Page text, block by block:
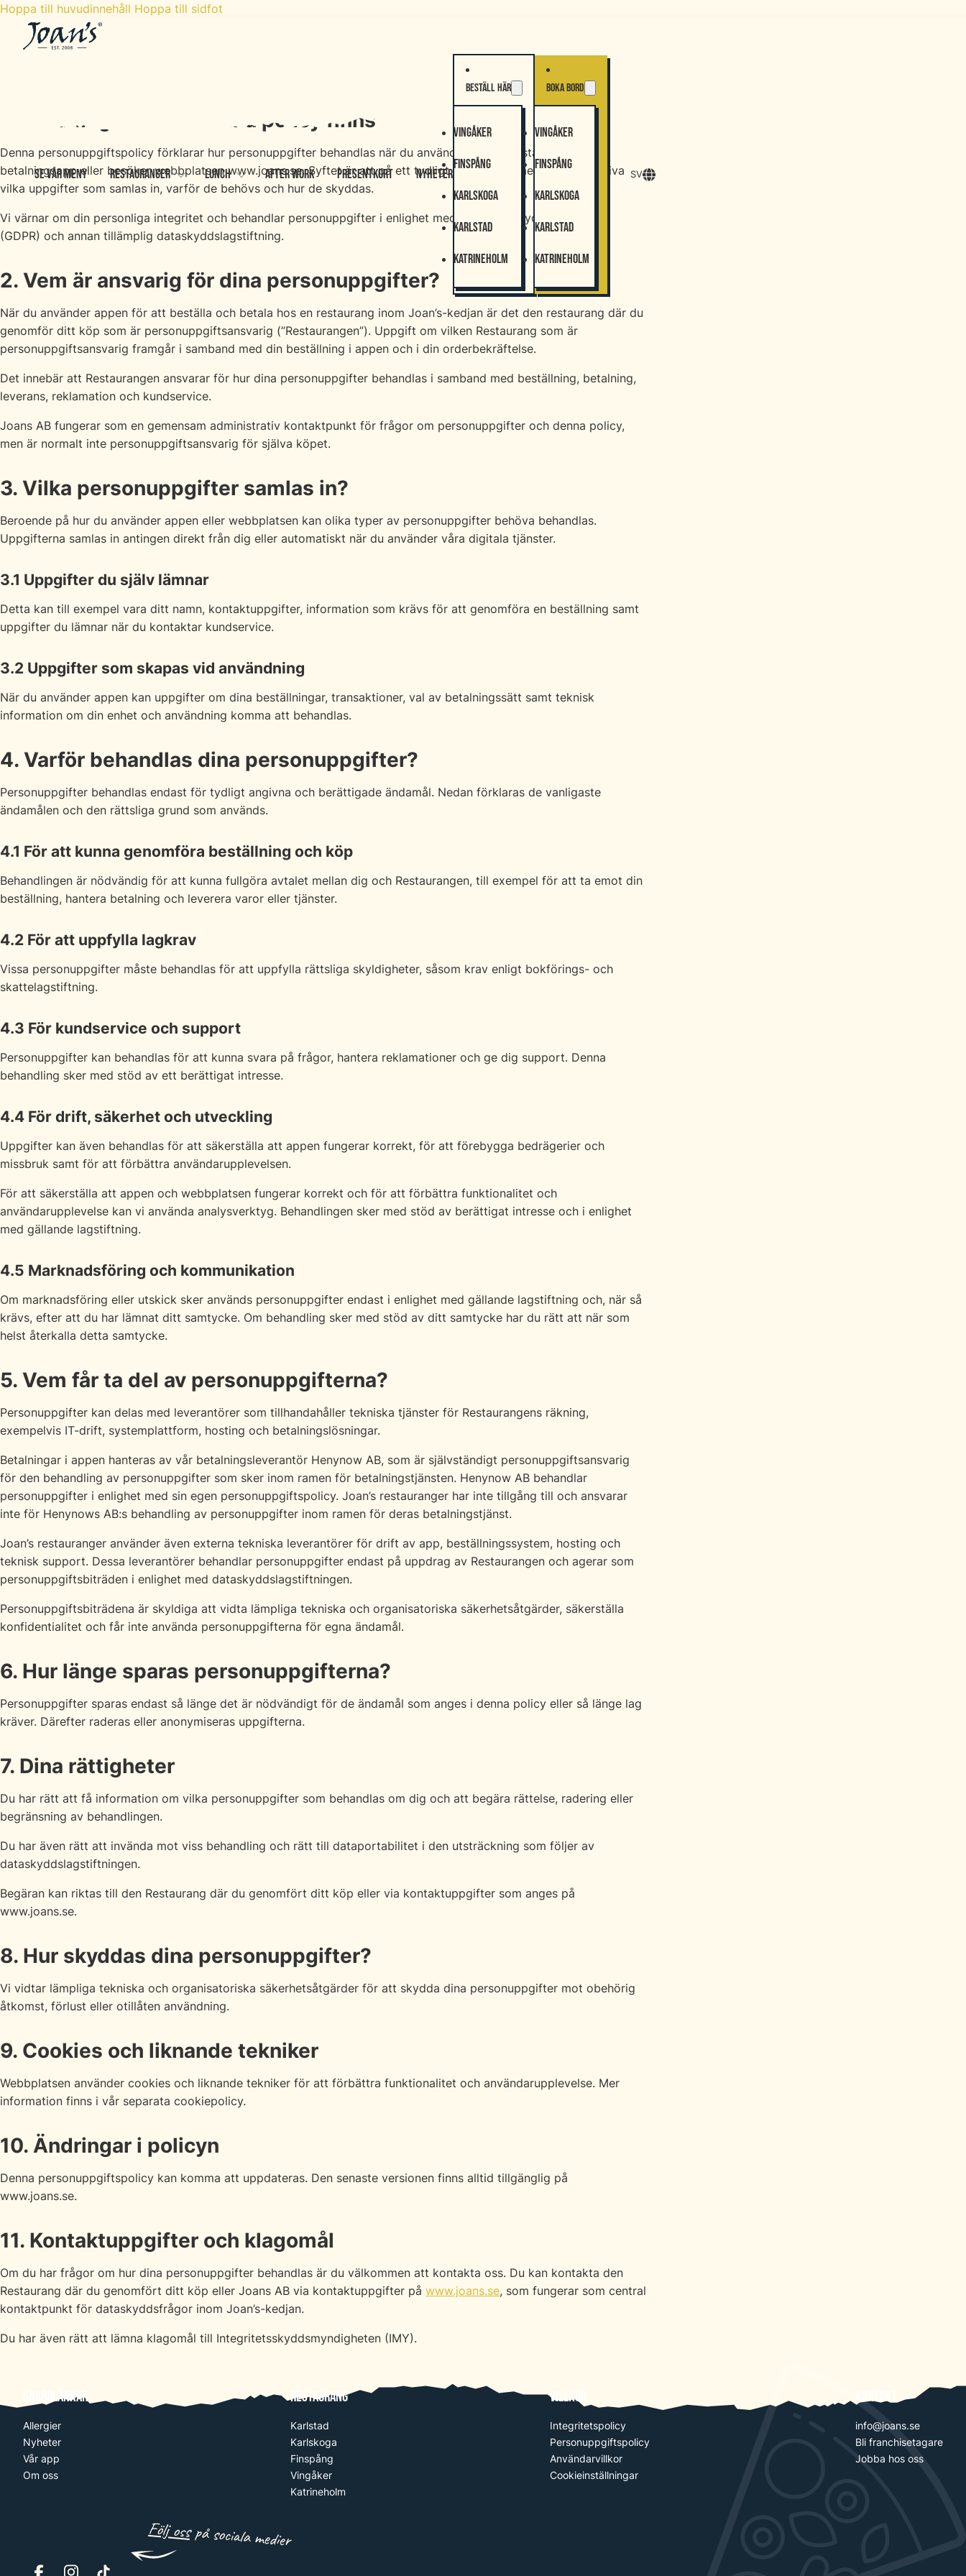
Hoppa till huvudinnehåll Hoppa till sidfot
Se vår meny Restauranger Lunch After Work Presentkort Nyheter
Beställ här
Vingåker
Finspång
Karlskoga
Karlstad
Katrineholm
Boka bord
Vingåker
Finspång
Karlskoga
Karlstad
Katrineholm
SV
1. Inledning – varför denna policy finns
Denna personuppgiftspolicy förklarar hur personuppgifter behandlas när du använder Joan’s beställnings- och
betalningsapp eller besöker webbplatsen www.joans.se. Syftet är att på ett tydligt och lättförståeligt sätt beskriva
vilka uppgifter som samlas in, varför de behövs och hur de skyddas.
Vi värnar om din personliga integritet och behandlar personuppgifter i enlighet med EU:s dataskyddsförordning
(GDPR) och annan tillämplig dataskyddslagstiftning.
2. Vem är ansvarig för dina personuppgifter?
När du använder appen för att beställa och betala hos en restaurang inom Joan’s-kedjan är det den restaurang där du
genomför ditt köp som är personuppgiftsansvarig (”Restaurangen”). Uppgift om vilken Restaurang som är
personuppgiftsansvarig framgår i samband med din beställning i appen och i din orderbekräftelse.
Det innebär att Restaurangen ansvarar för hur dina personuppgifter behandlas i samband med beställning, betalning,
leverans, reklamation och kundservice.
Joans AB fungerar som en gemensam administrativ kontaktpunkt för frågor om personuppgifter och denna policy,
men är normalt inte personuppgiftsansvarig för själva köpet.
3. Vilka personuppgifter samlas in?
Beroende på hur du använder appen eller webbplatsen kan olika typer av personuppgifter behöva behandlas.
Uppgifterna samlas in antingen direkt från dig eller automatiskt när du använder våra digitala tjänster.
3.1 Uppgifter du själv lämnar
Detta kan till exempel vara ditt namn, kontaktuppgifter, information som krävs för att genomföra en beställning samt
uppgifter du lämnar när du kontaktar kundservice.
3.2 Uppgifter som skapas vid användning
När du använder appen kan uppgifter om dina beställningar, transaktioner, val av betalningssätt samt teknisk
information om din enhet och användning komma att behandlas.
4. Varför behandlas dina personuppgifter?
Personuppgifter behandlas endast för tydligt angivna och berättigade ändamål. Nedan förklaras de vanligaste
ändamålen och den rättsliga grund som används.
4.1 För att kunna genomföra beställning och köp
Behandlingen är nödvändig för att kunna fullgöra avtalet mellan dig och Restaurangen, till exempel för att ta emot din
beställning, hantera betalning och leverera varor eller tjänster.
4.2 För att uppfylla lagkrav
Vissa personuppgifter måste behandlas för att uppfylla rättsliga skyldigheter, såsom krav enligt bokförings- och
skattelagstiftning.
4.3 För kundservice och support
Personuppgifter kan behandlas för att kunna svara på frågor, hantera reklamationer och ge dig support. Denna
behandling sker med stöd av ett berättigat intresse.
4.4 För drift, säkerhet och utveckling
Uppgifter kan även behandlas för att säkerställa att appen fungerar korrekt, för att förebygga bedrägerier och
missbruk samt för att förbättra användarupplevelsen.
För att säkerställa att appen och webbplatsen fungerar korrekt och för att förbättra funktionalitet och
användarupplevelse kan vi använda analysverktyg. Behandlingen sker med stöd av berättigat intresse och i enlighet
med gällande lagstiftning.
4.5 Marknadsföring och kommunikation
Om marknadsföring eller utskick sker används personuppgifter endast i enlighet med gällande lagstiftning och, när så
krävs, efter att du har lämnat ditt samtycke. Om behandling sker med stöd av ditt samtycke har du rätt att när som
helst återkalla detta samtycke.
5. Vem får ta del av personuppgifterna?
Personuppgifter kan delas med leverantörer som tillhandahåller tekniska tjänster för Restaurangens räkning,
exempelvis IT-drift, systemplattform, hosting och betalningslösningar.
Betalningar i appen hanteras av vår betalningsleverantör Henynow AB, som är självständigt personuppgiftsansvarig
för den behandling av personuppgifter som sker inom ramen för betalningstjänsten. Henynow AB behandlar
personuppgifter i enlighet med sin egen personuppgiftspolicy. Joan’s restauranger har inte tillgång till och ansvarar
inte för Henynows AB:s behandling av personuppgifter inom ramen för deras betalningstjänst.
Joan’s restauranger använder även externa tekniska leverantörer för drift av app, beställningssystem, hosting och
teknisk support. Dessa leverantörer behandlar personuppgifter endast på uppdrag av Restaurangen och agerar som
personuppgiftsbiträden i enlighet med dataskyddslagstiftningen.
Personuppgiftsbiträdena är skyldiga att vidta lämpliga tekniska och organisatoriska säkerhetsåtgärder, säkerställa
konfidentialitet och får inte använda personuppgifterna för egna ändamål.
6. Hur länge sparas personuppgifterna?
Personuppgifter sparas endast så länge det är nödvändigt för de ändamål som anges i denna policy eller så länge lag
kräver. Därefter raderas eller anonymiseras uppgifterna.
7. Dina rättigheter
Du har rätt att få information om vilka personuppgifter som behandlas om dig och att begära rättelse, radering eller
begränsning av behandlingen.
Du har även rätt att invända mot viss behandling och rätt till dataportabilitet i den utsträckning som följer av
dataskyddslagstiftningen.
Begäran kan riktas till den Restaurang där du genomfört ditt köp eller via kontaktuppgifter som anges på
www.joans.se.
8. Hur skyddas dina personuppgifter?
Vi vidtar lämpliga tekniska och organisatoriska säkerhetsåtgärder för att skydda dina personuppgifter mot obehörig
åtkomst, förlust eller otillåten användning.
9. Cookies och liknande tekniker
Webbplatsen använder cookies och liknande tekniker för att förbättra funktionalitet och användarupplevelse. Mer
information finns i vår separata cookiepolicy.
10. Ändringar i policyn
Denna personuppgiftspolicy kan komma att uppdateras. Den senaste versionen finns alltid tillgänglig på
www.joans.se.
11. Kontaktuppgifter och klagomål
Om du har frågor om hur dina personuppgifter behandlas är du välkommen att kontakta oss. Du kan kontakta den
Restaurang där du genomfört ditt köp eller Joans AB via kontaktuppgifter på www.joans.se, som fungerar som central
kontaktpunkt för dataskyddsfrågor inom Joan’s-kedjan.
Du har även rätt att lämna klagomål till Integritetsskyddsmyndigheten (IMY).
Snabblänkar
Allergier
Nyheter
Vår app
Om oss
Restaurang
Karlstad
Karlskoga
Finspång
Vingåker
Katrineholm
Villkor
Integritetspolicy
Personuppgiftspolicy
Användarvillkor
Cookieinställningar
Kontakt
info@joans.se
Bli franchise­tagare
Jobba hos oss
Följ osspå sociala medier